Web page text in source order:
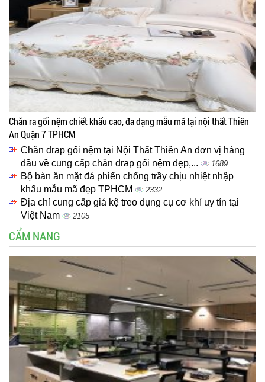
Chăn ra gối nệm chiết khấu cao, đa dạng mẫu mã tại nội thất Thiên
An Quận 7 TPHCM
Chăn drap gối nệm tại Nội Thất Thiên An đơn vị hàng
đầu về cung cấp chăn drap gối nệm đẹp,...
1689
Bộ bàn ăn mặt đá phiến chống trầy chịu nhiệt nhập
khẩu mẫu mã đẹp TPHCM
2332
Địa chỉ cung cấp giá kệ treo dụng cụ cơ khí uy tín tại
Việt Nam
2105
CẨM NANG